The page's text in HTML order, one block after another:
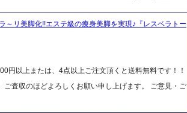
リ美脚化!!エステ級の痩身美脚を実現♪『レスベラトー
円以上または、4点以上ご注文頂くと送料無料です！！
査収のほどよろしくお願い申し上げます。 ご意見・ご